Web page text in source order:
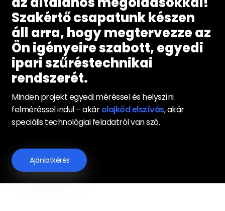
Szakértő csapatunk készen
áll arra, hogy megtervezze az
Ön igényeire szabott, egyedi
ipari szűréstechnikai
rendszerét.
Minden projekt egyedi méréssel és helyszíni
felméréssel indul – akárolajköd elszívás, akár
speciális technológiai feladatról van szó.
Ajánlatkérés